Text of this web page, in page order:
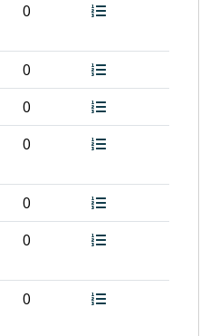
0
0
0
0
0
0
0